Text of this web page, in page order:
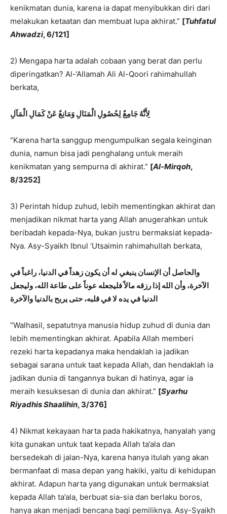
kenikmatan dunia, karena ia dapat menyibukkan diri dari
melakukan ketaatan dan membuat lupa akhirat.” [Tuhfatul
Ahwadzi, 6/121]
2) Mengapa harta adalah cobaan yang berat dan perlu
diperingatkan? Al-‘Allamah Ali Al-Qoori rahimahullah
berkata,
لِأَنَّهُ جَامِعٌ لِحُصُولِ الْمَنَالِ وَمَانِعٌ عَنْ كَمَالِ الْمَآلِ
“Karena harta sanggup mengumpulkan segala keinginan
dunia, namun bisa jadi penghalang untuk meraih
kenikmatan yang sempurna di akhirat.” [Al-Mirqoh,
8/3252]
3) Perintah hidup zuhud, lebih mementingkan akhirat dan
menjadikan nikmat harta yang Allah anugerahkan untuk
beribadah kepada-Nya, bukan justru bermaksiat kepada-
Nya. Asy-Syaikh Ibnul ‘Utsaimin rahimahullah berkata,
والحاصل أن الإنسان ينبغي له أن يكون زهداً في الدنيا، راغباً في
الآخرة، وأن الله إذا رزقه مالاً فليجعله عوناً على طاعة الله، وليجعل
الدنيا في يده لا في قلبه، حتى يربح بالدنيا والآخرة
“Walhasil, sepatutnya manusia hidup zuhud di dunia dan
lebih mementingkan akhirat. Apabila Allah memberi
rezeki harta kepadanya maka hendaklah ia jadikan
sebagai sarana untuk taat kepada Allah, dan hendaklah ia
jadikan dunia di tangannya bukan di hatinya, agar ia
meraih kesuksesan di dunia dan akhirat.” [Syarhu
Riyadhis Shaalihin, 3/376]
4) Nikmat kekayaan harta pada hakikatnya, hanyalah yang
kita gunakan untuk taat kepada Allah ta’ala dan
bersedekah di jalan-Nya, karena hanya itulah yang akan
bermanfaat di masa depan yang hakiki, yaitu di kehidupan
akhirat. Adapun harta yang digunakan untuk bermaksiat
kepada Allah ta’ala, berbuat sia-sia dan berlaku boros,
hanya akan menjadi bencana bagi pemiliknya. Asy-Syaikh